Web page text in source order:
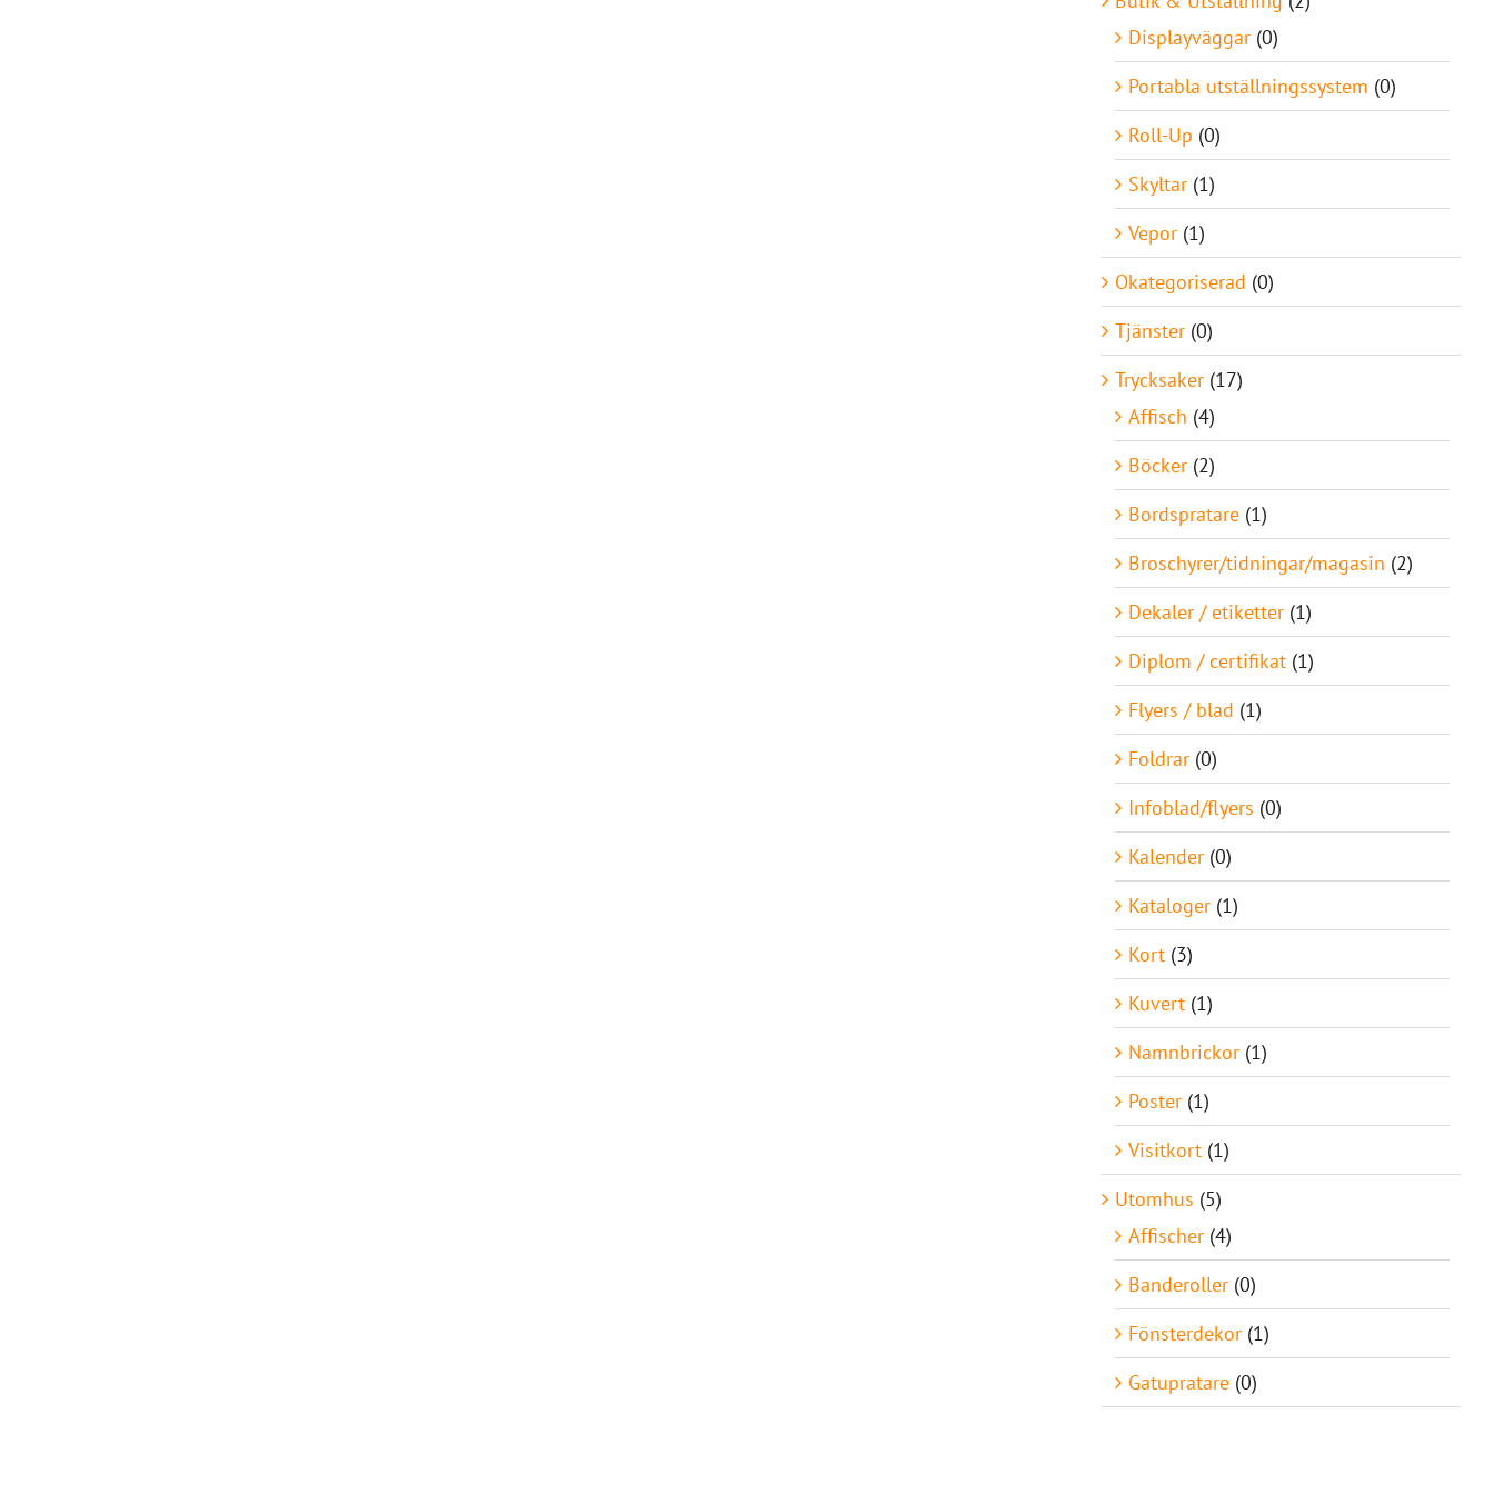
Displayväggar (0)
Portabla utställningssystem (0)
Roll-Up (0)
Skyltar (1)
Vepor (1)
Okategoriserad (0)
Tjänster (0)
Trycksaker (17)
Affisch (4)
Böcker (2)
Bordspratare (1)
Broschyrer/tidningar/magasin (2)
Dekaler / etiketter (1)
Diplom / certifikat (1)
Flyers / blad (1)
Foldrar (0)
Infoblad/flyers (0)
Kalender (0)
Kataloger (1)
Kort (3)
Kuvert (1)
Namnbrickor (1)
Poster (1)
Visitkort (1)
Utomhus (5)
Affischer (4)
Banderoller (0)
Fönsterdekor (1)
Gatupratare (0)